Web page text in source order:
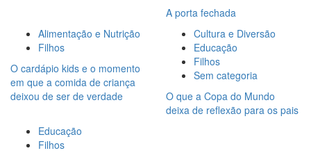
A porta fechada
Alimentação e Nutrição
Filhos
O cardápio kids e o momento
em que a comida de criança
deixou de ser de verdade
Cultura e Diversão
Educação
Filhos
Sem categoria
O que a Copa do Mundo
deixa de reflexão para os pais
Educação
Filhos